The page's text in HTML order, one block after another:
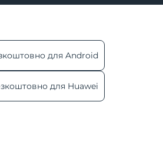
для Android
для Huawei